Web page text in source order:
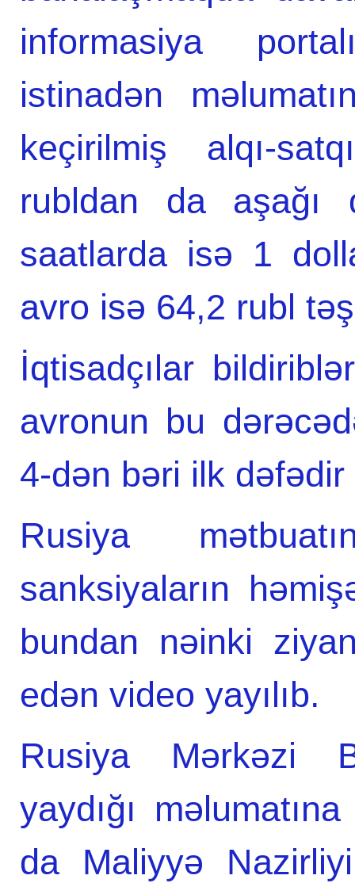
informasiya
istinadən
keçirilmiş alqı-
rubldan da aşağı
saatlarda isə 1
avro isə 64,2 rubl
İqtisadçılar
avronun bu
4-dən bəri ilk dəfədir
Rusiya
sanksiyaların
bundan nəinki
edən video yayılıb.
Rusiya Mərkəzi
yaydığı
da Maliyyə